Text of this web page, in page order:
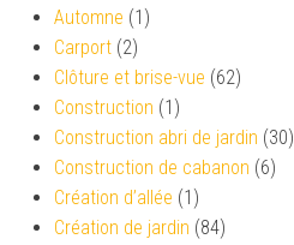
Automne (1)
Carport (2)
Clôture et brise-vue (62)
Construction (1)
Construction abri de jardin (30)
Construction de cabanon (6)
Création d’allée (1)
Création de jardin (84)